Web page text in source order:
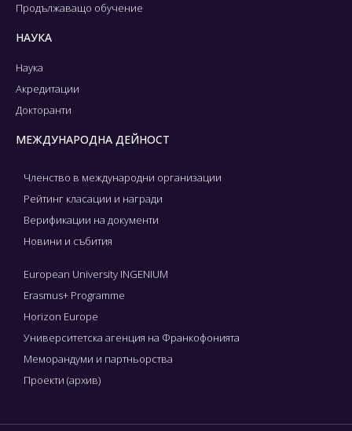
Продължаващо обучение
НАУКА
Наука
Акредитации
Докторанти
МЕЖДУНАРОДНА ДЕЙНОСТ
Членство в международни организации
Рейтинг класации и награди
Верификации на документи
Новини и събития
European University INGENIUM
Erasmus+ Programme
Horizon Europe
Университетска агенция на Франкофонията
Меморандуми и партньорства
Проекти (архив)